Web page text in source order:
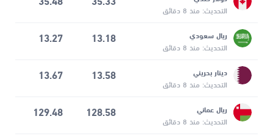
التحديث: منذ 8 دقائق
ريال سعودي
التحديث: منذ 8 دقائق
13.18
13.27
دينار بحريني
التحديث: منذ 8 دقائق
13.58
13.67
ريال عماني
التحديث: منذ 8 دقائق
128.58
129.48